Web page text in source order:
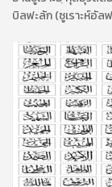
บิลฟะลัก (ซูเราะห์อัล